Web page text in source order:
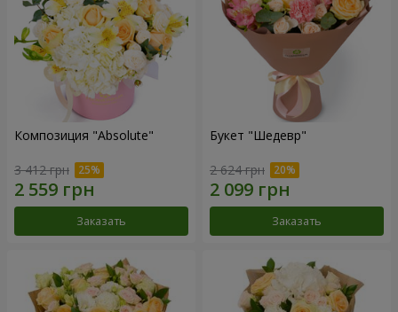
Композиция "Absolute"
3 412 грн
Заказать
Букет "Шедевр"
2 624 грн
Заказать